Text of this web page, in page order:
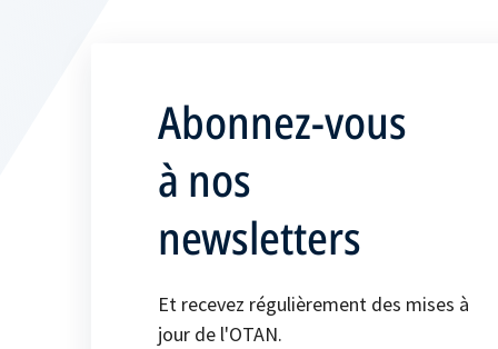
Abonnez-vous
à nos
newsletters
Et recevez régulièrement des mises à
jour de l'OTAN.